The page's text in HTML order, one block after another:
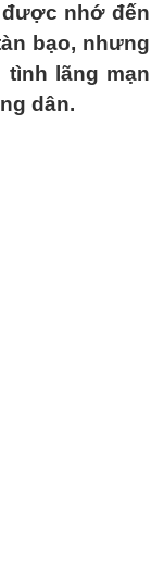
được nhớ đến
bạo, nhưng
lãng mạn
dân.